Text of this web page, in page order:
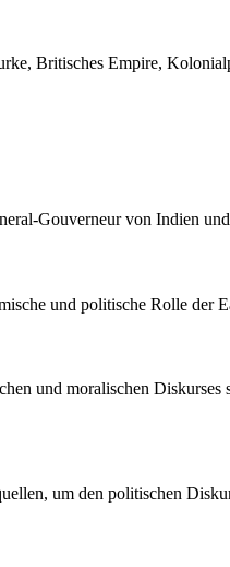
Britisches Empire,
Gouverneur von Indien
und politische Rolle der
und moralischen
um den politischen